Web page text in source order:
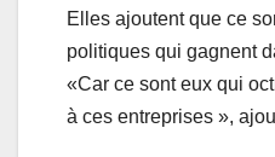
Elles ajoutent que ce
politiques qui gagnent
«Car ce sont eux qui
à ces entreprises »,